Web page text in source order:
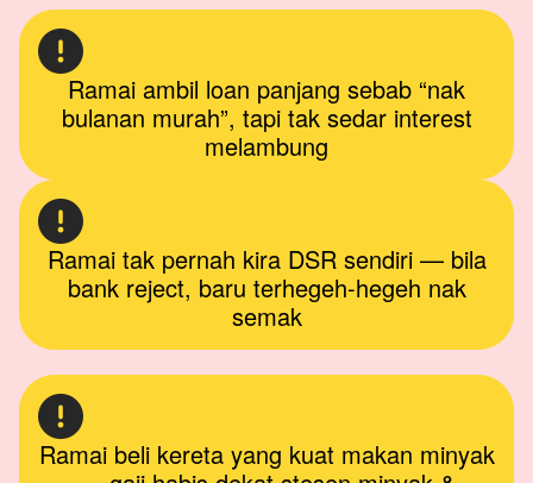
Ramai ambil loan panjang sebab “nak
bulanan murah”, tapi tak sedar interest
melambung
Ramai tak pernah kira DSR sendiri — bila
bank reject, baru terhegeh-hegeh nak
semak
Ramai beli kereta yang kuat makan minyak